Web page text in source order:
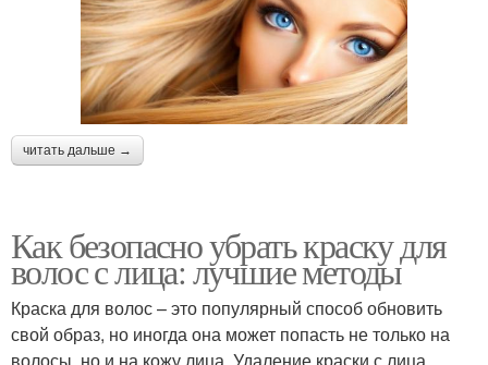
читать дальше →
Как безопасно убрать краску для
волос с лица: лучшие методы
Краска для волос – это популярный способ обновить
свой образ, но иногда она может попасть не только на
волосы, но и на кожу лица. Удаление краски с лица